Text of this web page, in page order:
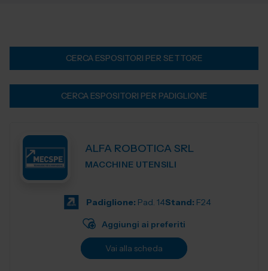
CERCA ESPOSITORI PER SETTORE
CERCA ESPOSITORI PER PADIGLIONE
ALFA ROBOTICA SRL
MACCHINE UTENSILI
Padiglione: Pad. 14Stand: F24
Aggiungi ai preferiti
Vai alla scheda